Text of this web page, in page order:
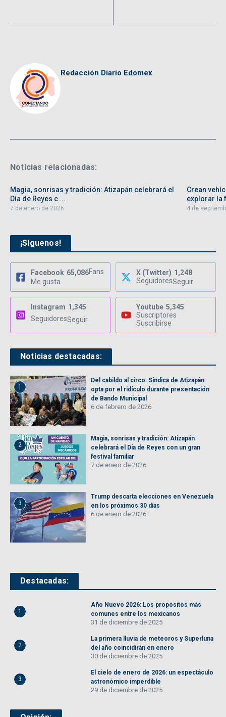
Redacción Diario Edomex
Noticias relacionadas:
Magia, sonrisas y tradición: Atizapán celebrará el
Día de Reyes c ...
7 de enero de 2026
Crean
explorar la
4 de
¡Síguenos!
Facebook 65,086Fans
Me gusta
X (Twitter) 1,248
SeguidoresSeguir
Instagram 1,345
SeguidoresSeguir
Youtube 5,345
Suscriptores
Suscribirse
Noticias destacadas:
1
Del cabildo al circo: Síndica de Atizapán
opta por el ridículo durante presentación
de Bando Municipal
6 de febrero de 2026
2
Magia, sonrisas y tradición: Atizapán
celebrará el Día de Reyes con un gran
festival familiar
7 de enero de 2026
3
Trump descarta elecciones en Venezuela
en los próximos 30 días
6 de enero de 2026
Destacadas:
1
Año Nuevo 2026: Los propósitos más
comunes entre los mexicanos
31 de diciembre de 2025
2
La primera lluvia de meteoros y Superluna
del año coincidirán en enero
30 de diciembre de 2025
3
El cielo de enero de 2026: un espectáculo
astronómico imperdible
29 de diciembre de 2025